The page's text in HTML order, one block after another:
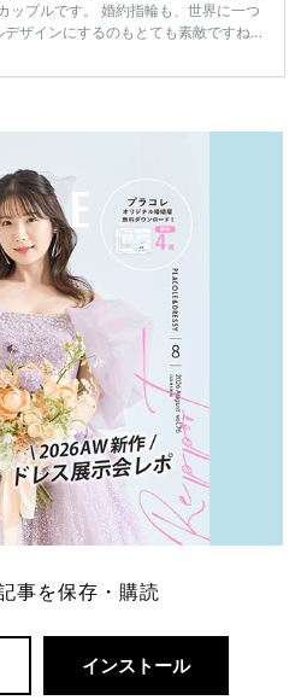
ップルです。 婚約指輪も、世界に一つ
デザインにするのもとても素敵ですね♡
のも想い出になります。 上戸彩さん・H
。 ダイヤモンドがたくさん散りばめら
続きを読む
事を保存・購読
インストール